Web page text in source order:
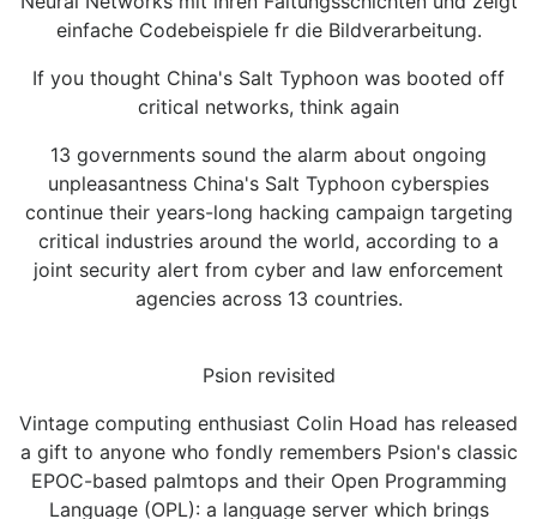
einfache Codebeispiele fr die Bildverarbeitung.
If you thought China's Salt Typhoon was booted off
critical networks, think again
13 governments sound the alarm about ongoing
unpleasantness China's Salt Typhoon cyberspies
continue their years-long hacking campaign targeting
critical industries around the world, according to a
joint security alert from cyber and law enforcement
agencies across 13 countries.
Psion revisited
Vintage computing enthusiast Colin Hoad has released
a gift to anyone who fondly remembers Psion's classic
EPOC-based palmtops and their Open Programming
Language (OPL): a language server which brings